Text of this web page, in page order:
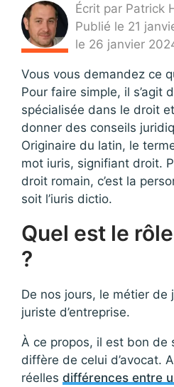
Écrit par Patrick
Publié le 21
le 26 janvier
Vous vous demandez ce
Pour faire simple, il s’agit
spécialisée dans le droit
donner des conseils
Originaire du latin, le
mot iuris, signifiant droit.
droit romain, c’est la
soit l’iuris dictio.
Quel est le
?
De nos jours, le métier de
juriste d’entreprise.
À ce propos, il est bon de
diffère de celui d’avocat.
réelles différences entre